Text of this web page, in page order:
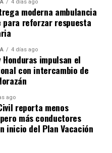
incentivos
sobre su impacto
inequidades en la
tributaria
y de recursos que
especialmente en
multinacionales y
4 días ago
moderna ambulancia
para reforzar respuesta
4 días ago
Honduras impulsan el
con intercambio de
ago
reporta menos
más conductores
inicio del Plan Vacación